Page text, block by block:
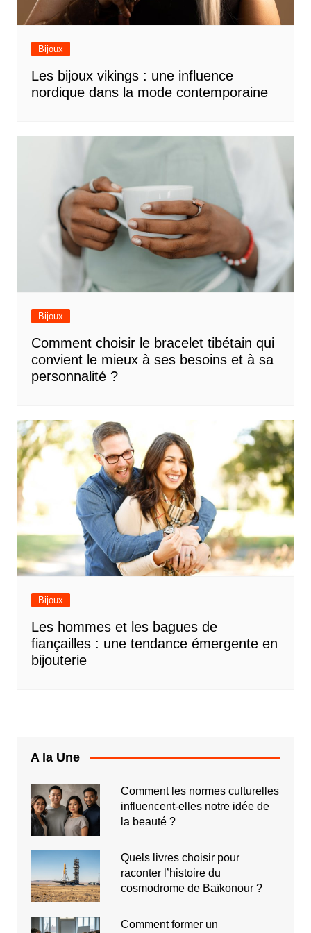
Bijoux
Les bijoux vikings : une influence
nordique dans la mode contemporaine
Bijoux
Comment choisir le bracelet tibétain qui
convient le mieux à ses besoins et à sa
personnalité ?
Bijoux
Les hommes et les bagues de
fiançailles : une tendance émergente en
bijouterie
A la Une
Comment les normes culturelles
influencent-elles notre idée de
la beauté ?
Quels livres choisir pour
raconter l’histoire du
cosmodrome de Baïkonour ?
Comment former un